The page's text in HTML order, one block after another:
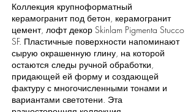
Коллекция крупноформатный
керамогранит под бетон, керамогранит
цемент, лофт декор Skinlam Pigmenta Stucco
SF. Пластичные поверхности напоминают
сырую окрашенную глину, на которой
остаются следы ручной обработки,
придающей ей форму и создающей
фактуру с многочисленными тонами и
вариантами светотени. Эта